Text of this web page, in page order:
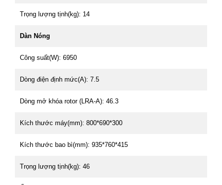
Trọng lượng tịnh(kg): 14
Dàn Nóng
Công suất(W): 6950
Dòng điện định mức(A): 7.5
Dòng mở khóa rotor (LRA-A): 46.3
Kích thước máy(mm): 800*690*300
Kích thước bao bì(mm): 935*760*415
Trọng lượng tịnh(kg): 46